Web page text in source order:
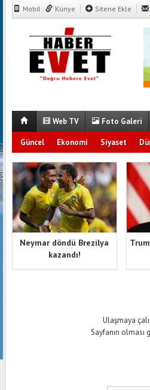
Mobil Künye Sitene Ekle
Web TV Foto Galeri
Güncel Ekonomi Siyaset
Neymar döndü Brezilya
kazandı!
Ulaşmaya
Sayfanın olması